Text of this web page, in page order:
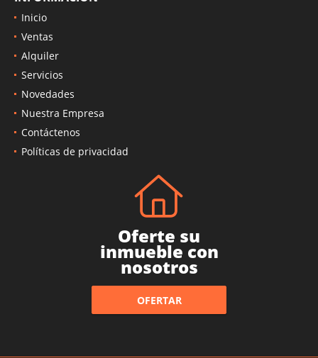
Inicio
Ventas
Alquiler
Servicios
Novedades
Nuestra Empresa
Contáctenos
Políticas de privacidad
Oferte su
inmueble con
nosotros
OFERTAR